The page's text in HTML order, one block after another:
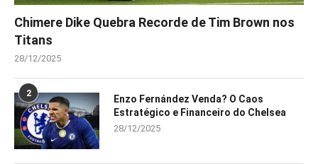
Chimere Dike Quebra Recorde de Tim Brown nos
Titans
28/12/2025
2
Enzo Fernández Venda? O Caos
Estratégico e Financeiro do Chelsea
28/12/2025